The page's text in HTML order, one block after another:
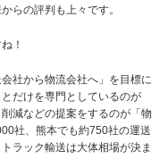
らの評判も上々です。
！
社から物流会社へ」を目標に
だけを専門としているのが
減などの提案をするのが「物
社、熊本でも約750社の運送
ラック輸送は大体相場が決ま